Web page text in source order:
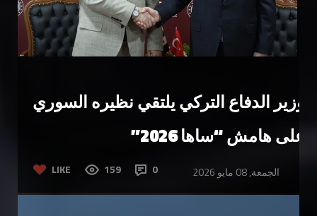
وزير الدفاع التركي يلتقي نظيره السوري
على هامش “ساها 2026”
LIKE 159 0 الجمعة, 08 مايو 2026